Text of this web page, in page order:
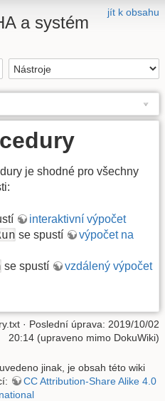
jít k obsahu
a systém
je shodné pro všechny
interaktivní výpočet
se spustí
výpočet na
se spustí
vzdálený výpočet
· Poslední úprava: 2019/10/02
20:14 (upraveno mimo DokuWiki)
jinak, je obsah této wiki
CC Attribution-Share Alike 4.0